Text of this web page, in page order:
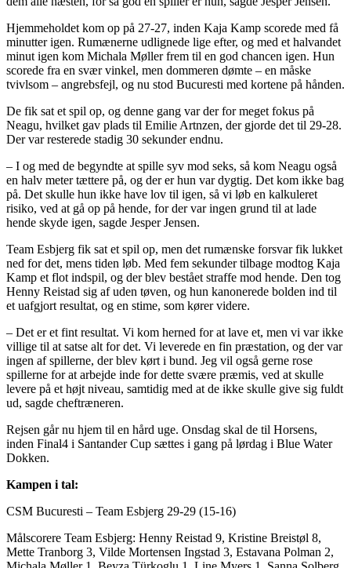
Hjemmeholdet kom op på 27-27, inden Kaja Kamp scorede med få
minutter igen. Rumænerne udlignede lige efter, og med et halvandet
minut igen kom Michala Møller frem til en god chancen igen. Hun
scorede fra en svær vinkel, men dommeren dømte – en måske
tvivlsom – angrebsfejl, og nu stod Bucuresti med kortene på hånden.
De fik sat et spil op, og denne gang var der for meget fokus på
Neagu, hvilket gav plads til Emilie Artnzen, der gjorde det til 29-28.
Der var resterede stadig 30 sekunder endnu.
– I og med de begyndte at spille syv mod seks, så kom Neagu også
en halv meter tættere på, og der er hun var dygtig. Det kom ikke bag
på. Det skulle hun ikke have lov til igen, så vi løb en kalkuleret
risiko, ved at gå op på hende, for der var ingen grund til at lade
hende skyde igen, sagde Jesper Jensen.
Team Esbjerg fik sat et spil op, men det rumænske forsvar fik lukket
ned for det, mens tiden løb. Med fem sekunder tilbage modtog Kaja
Kamp et flot indspil, og der blev bestået straffe mod hende. Den tog
Henny Reistad sig af uden tøven, og hun kanonerede bolden ind til
et uafgjort resultat, og en stime, som kører videre.
– Det er et fint resultat. Vi kom herned for at lave et, men vi var ikke
villige til at satse alt for det. Vi leverede en fin præstation, og der var
ingen af spillerne, der blev kørt i bund. Jeg vil også gerne rose
spillerne for at arbejde inde for dette svære præmis, ved at skulle
levere på et højt niveau, samtidig med at de ikke skulle give sig fuldt
ud, sagde cheftræneren.
Rejsen går nu hjem til en hård uge. Onsdag skal de til Horsens,
inden Final4 i Santander Cup sættes i gang på lørdag i Blue Water
Dokken.
Kampen i tal:
CSM Bucuresti – Team Esbjerg 29-29 (15-16)
Målscorere Team Esbjerg: Henny Reistad 9, Kristine Breistøl 8,
Mette Tranborg 3, Vilde Mortensen Ingstad 3, Estavana Polman 2,